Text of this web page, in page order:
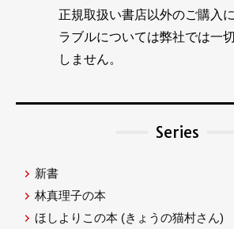
正規取扱い書店以外のご購入
ラブルについては弊社では一
しません。
Series
新書
林真理子の本
ほしよりこの本 (きょうの猫村さん)